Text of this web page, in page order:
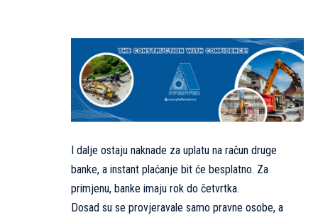
I dalje ostaju naknade za uplatu na račun druge
banke, a instant plaćanje bit će besplatno. Za
primjenu, banke imaju rok do četvrtka.
Dosad su se provjeravale samo pravne osobe, a